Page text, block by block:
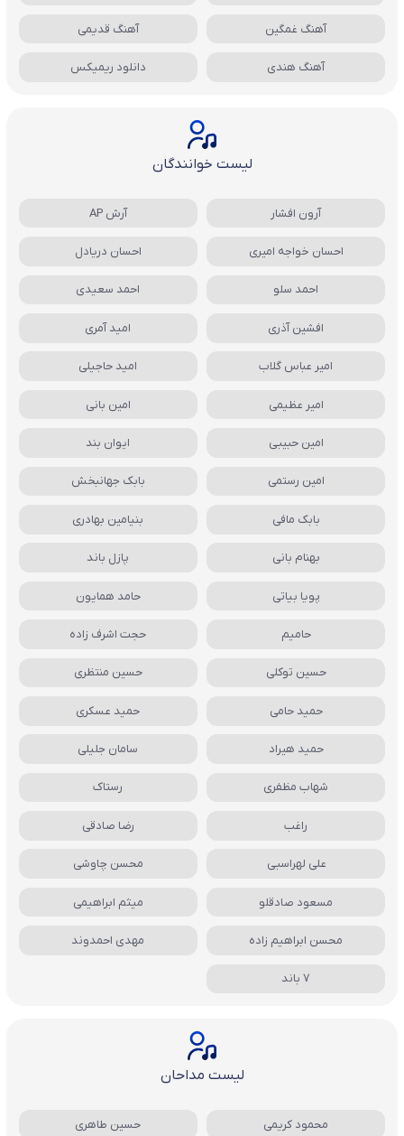
آهنگ غمگین آهنگ قدیمی
آهنگ هندی دانلود ریمیکس
لیست خوانندگان
آرون افشار آرش AP
احسان خواجه امیری احسان دریادل
احمد سلو احمد سعیدی
افشین آذری امید آمری
امیر عباس گلاب امید حاجیلی
امیر عظیمی امین بانی
امین حبیبی ایوان بند
امین رستمی بابک جهانبخش
بابک مافی بنیامین بهادری
بهنام بانی پازل باند
پویا بیاتی حامد همایون
حامیم حجت اشرف زاده
حسین توکلی حسین منتظری
حمید حامی حمید عسکری
حمید هیراد سامان جلیلی
شهاب مظفری رستاک
راغب رضا صادقی
علی لهراسبی محسن چاوشی
مسعود صادقلو میثم ابراهیمی
محسن ابراهیم زاده مهدی احمدوند
7 باند
لیست مداحان
محمود کریمی حسین طاهری